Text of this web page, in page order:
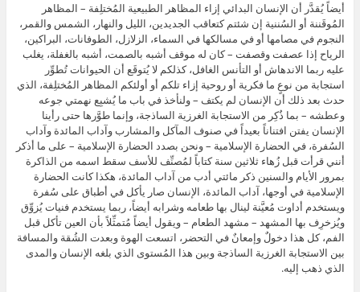
أيضاً يُقدَّر أن الإنسان البدائي إزاء المظاهر الطبيعية المُختلِفة – المظاهر
المُوقَننة أو السُننية إن شئتم كتعاقب الجديدين، الليل والنهار، الشمس والقمر،
النجوم في مصامها أو في مسالكها في السماء، الزلازل، الطوفانات، البراكين،
الرياح إذا عصفت وقصفت – كان له موقف أشبه بالصمت، أشبه بالغفلة، يغلب
عليه ربما الاندهاش أو التأنس الغافل، كذلكم لا يُتوقَع أن الحيوانات تُطوِّر
استجابة من نوعٍ ما فكرية أو روحية إزاء تلكم أو أولئكم المظاهر المُختلِفة، الذي
حدث بعد ذلك أن الإنسان لم يكتف – ولنأخذ في باب ما يُشبِع نهمتي جوعه
وعطشه – بما ذُكِر من الاستجابة الغرزية الساذجة، وإنما طوَّرها حتى رأينا
الإنسان يفتن افتناناً بعيداً في صنوف المآكل والمشارب وآداب المائدة وآداب
السُفرة، في الحضارة الإسلامية – ونحن بصدد الحضارة الإسلامية – على ما أذكر
أنني قرأت قبل زُهاء ثلاثين سنة كتاباً لمُصنِّف للأسف سقط اسمه من الذاكرة
بمرور الأيام والسنين ذكر مائتي أدب من آداب المائدة، هكذا كانت الحضارة
الإسلامية في أوجها، آداب المائدة، الإنسان صار يأكل في أطباق على سُفرة
ويستخدم أداوت مُعيَّنة لينال بها طعامه وشرابه أيضاً، ربما يستخدم فنيات يُزوِّق
ويُزخرِف بها المشهد – مشهد الطعام – ويقول أيضاً مُتمثِّلاً بأن العين تأكل قبل
الفم، كل هذا دخولٌ وإمعانٌ في التحضر، اتسعت الهوة وبعدت الشُقة والمسافة
بين الاستجابة الغرزية الساذجة وبين هذا المُستوى الذي بلغه الإنسان والمدى
الذي ذهب إليه.